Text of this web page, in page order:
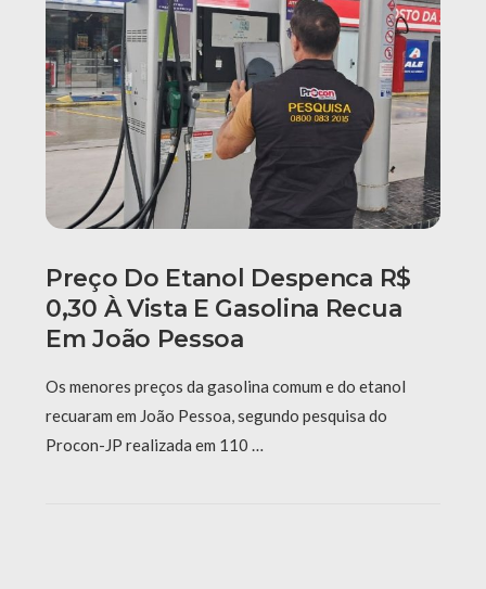
Preço Do Etanol Despenca R$
0,30 À Vista E Gasolina Recua
Em João Pessoa
Os menores preços da gasolina comum e do etanol
recuaram em João Pessoa, segundo pesquisa do
Procon-JP realizada em 110 …